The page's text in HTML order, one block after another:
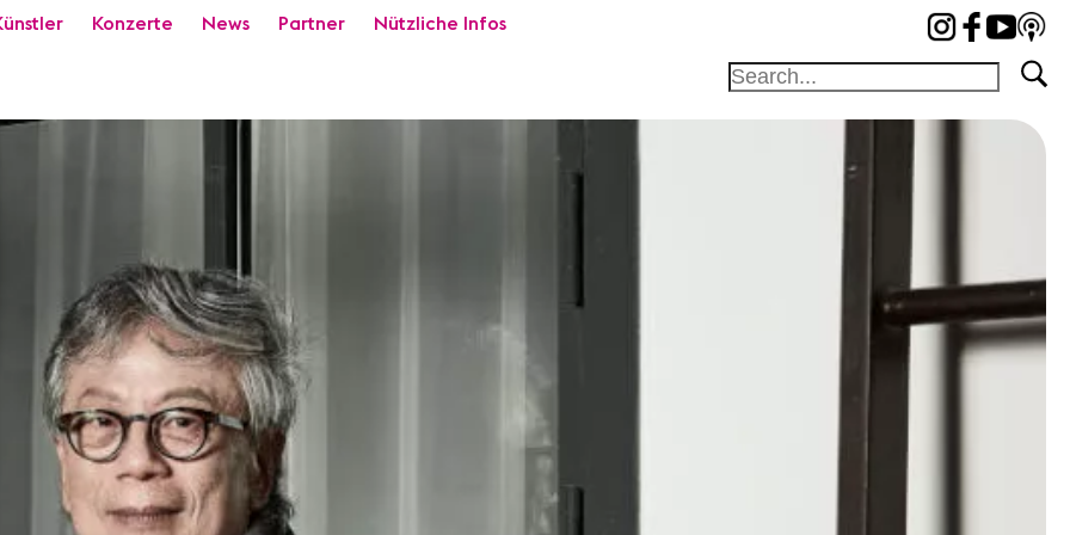
Konzerte News Partner Nützliche Infos